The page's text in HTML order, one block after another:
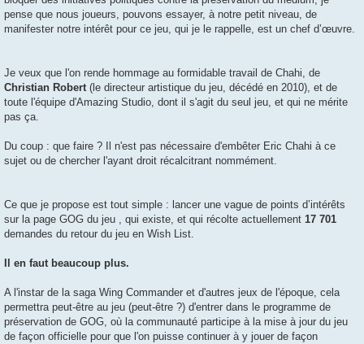
pense que nous joueurs, pouvons essayer, à notre petit niveau, de
manifester notre intérêt pour ce jeu, qui je le rappelle, est un chef d’œuvre.
Je veux que l'on rende hommage au formidable travail de Chahi, de
Christian Robert (le directeur artistique du jeu, décédé en 2010), et de
toute l'équipe d'Amazing Studio, dont il s'agit du seul jeu, et qui ne mérite
pas ça.
Du coup : que faire ? Il n'est pas nécessaire d'embêter Eric Chahi à ce
sujet ou de chercher l'ayant droit récalcitrant nommément.
Ce que je propose est tout simple : lancer une vague de points d’intérêts
sur la page GOG du jeu , qui existe, et qui récolte actuellement 17 701
demandes du retour du jeu en Wish List.
Il en faut beaucoup plus.
A l'instar de la saga Wing Commander et d'autres jeux de l'époque, cela
permettra peut-être au jeu (peut-être ?) d'entrer dans le programme de
préservation de GOG, où la communauté participe à la mise à jour du jeu
de façon officielle pour que l'on puisse continuer à y jouer de façon